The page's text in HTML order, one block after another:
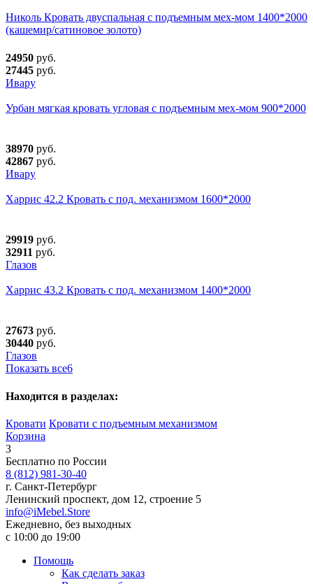
Николь Кровать двуспальная с подъемным мех-мом 1400*2000
(кашемир/сатиновое золото)
24950 руб.
27445 руб.
Ивару
Урбан мягкая кровать угловая с подъемным мех-мом 900*2000
38970 руб.
42867 руб.
Ивару
Харрис 42.2 Кровать с под. механизмом 1600*2000
29919 руб.
32911 руб.
Глазов
Харрис 43.2 Кровать с под. механизмом 1400*2000
27673 руб.
30440 руб.
Глазов
Показать все6
Находится в разделах:
Кровати Кровати с подъемным механизмом
Корзина
3
Бесплатно по России
8 (812) 981-30-40
г. Санкт-Петербург
Ленинский проспект, дом 12, строение 5
info@iMebel.Store
Ежедневно, без выходных
с 10:00 до 19:00
Помощь
Как сделать заказ